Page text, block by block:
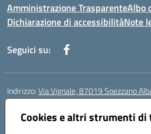
Cookies e altri strumenti di
Amministrazione TrasparenteAlbo
Dichiarazione di accessibilitàNote
Seguici su:
Indirizzo:Via Vignale, 87019 Spezzano
Centralino:
Posta elettronica certificata (PEC):